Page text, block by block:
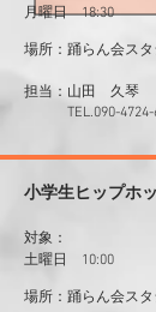
月曜日 18:30
場所：踊らん会スタ
​担当： 山田 久琴
TEL.090-4724-
小学生ヒップホ
対象：
土曜日 10:00
場所：踊らん会スタ